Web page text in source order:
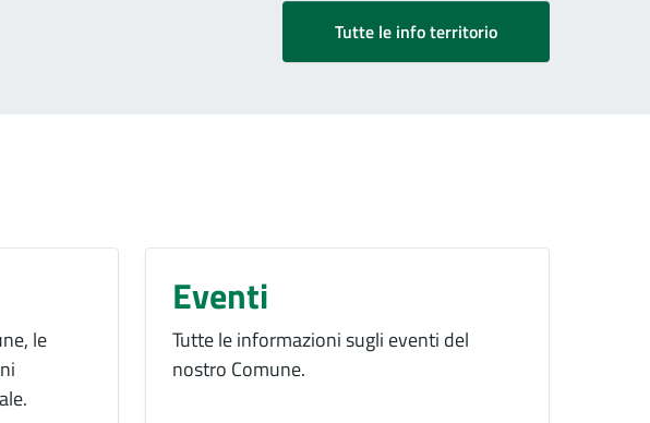
Tutte le info territorio
le
Eventi
Tutte le informazioni sugli eventi del
nostro Comune.